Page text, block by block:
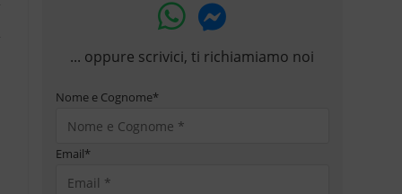
... oppure scrivici, ti richiamiamo noi
Nome e Cognome*
Email*